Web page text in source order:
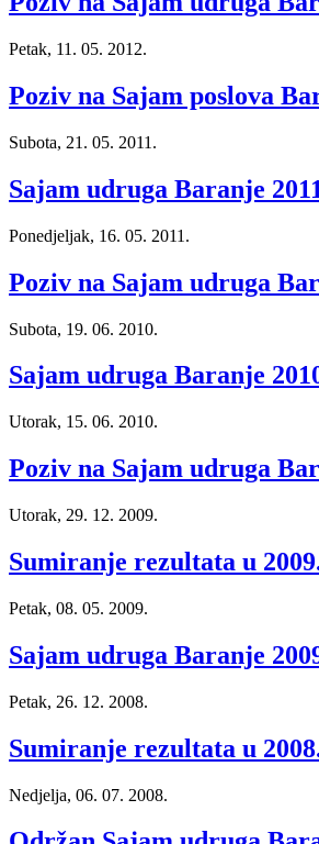
Petak, 11. 05. 2012.
Poziv na Sajam poslova
Subota, 21. 05. 2011.
Sajam udruga Baranje
Ponedjeljak, 16. 05. 2011.
Poziv na Sajam udruga
Subota, 19. 06. 2010.
Sajam udruga Baranje
Utorak, 15. 06. 2010.
Poziv na Sajam udruga
Utorak, 29. 12. 2009.
Sumiranje rezultata u
Petak, 08. 05. 2009.
Sajam udruga Baranje
Petak, 26. 12. 2008.
Sumiranje rezultata u
Nedjelja, 06. 07. 2008.